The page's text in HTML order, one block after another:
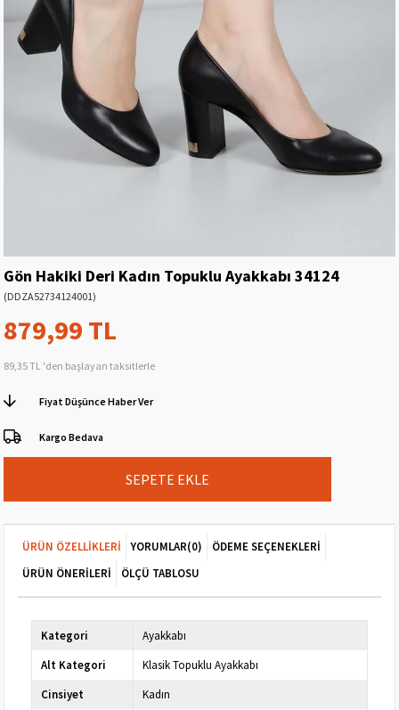
Gön Hakiki Deri Kadın Topuklu Ayakkabı 34124
(DDZA52734124001)
879,99 TL
89,35 TL 'den başlayan taksitlerle
Fiyat Düşünce Haber Ver
Kargo Bedava
ÜRÜN ÖZELLIKLERI YORUMLAR(0)
ÖDEME SEÇENEKLERI
ÜRÜN ÖNERILERI
ÖLÇÜ TABLOSU
Kategori
Ayakkabı
Alt Kategori
Klasik Topuklu Ayakkabı
Cinsiyet
Kadın